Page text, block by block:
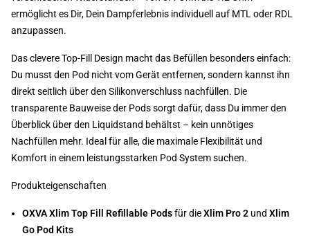
ermöglicht es Dir, Dein Dampferlebnis individuell auf MTL oder RDL
anzupassen.
Das clevere Top-Fill Design macht das Befüllen besonders einfach:
Du musst den Pod nicht vom Gerät entfernen, sondern kannst ihn
direkt seitlich über den Silikonverschluss nachfüllen. Die
transparente Bauweise der Pods sorgt dafür, dass Du immer den
Überblick über den Liquidstand behältst – kein unnötiges
Nachfüllen mehr. Ideal für alle, die maximale Flexibilität und
Komfort in einem leistungsstarken Pod System suchen.
Produkteigenschaften
OXVA Xlim Top Fill Refillable Podsfür dieXlim Pro 2 und Xlim
Go Pod Kits